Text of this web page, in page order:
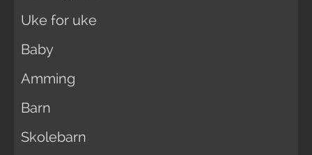
Uke for uke
Baby
Amming
Barn
Skolebarn